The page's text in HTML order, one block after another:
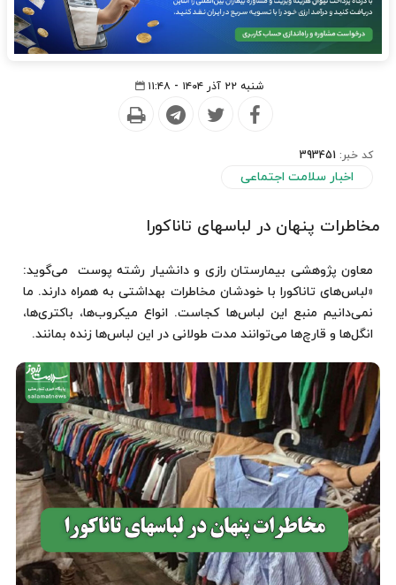
شنبه ۲۲ آذر ۱۴۰۴ - ۱۱:۴۸
کد خبر: 393451
اخبار سلامت اجتماعی
مخاطرات پنهان در لباسهای تاناکورا
معاون پژوهشی بیمارستان رازی و دانشیار رشته پوست می‌گوید:
«لباس‌های تاناکورا با خودشان مخاطرات بهداشتی به همراه دارند. ما
نمی‌دانیم منبع این لباس‌ها کجاست. انواع میکروب‌ها، باکتری‌ها،
انگل‌ها و قارچ‌ها می‌توانند مدت طولانی در این لباس‌ها زنده بمانند.